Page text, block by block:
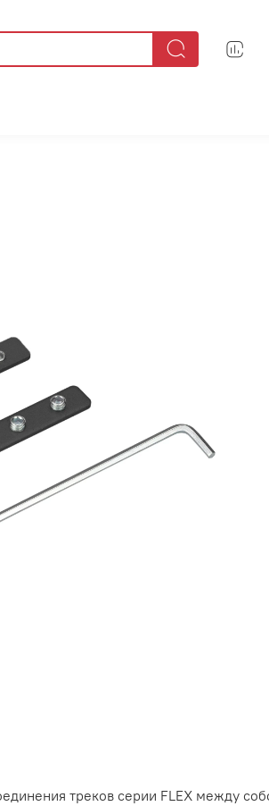
треков серии FLEX между